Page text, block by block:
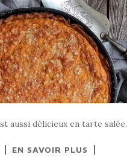
aussi délicieux en tarte salée.
EN SAVOIR PLUS